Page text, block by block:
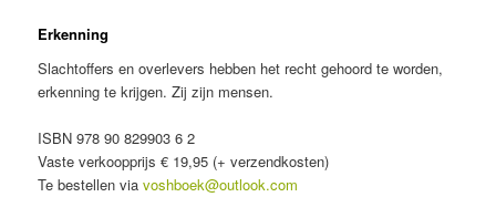
Erkenning
Slachtoffers en overlevers hebben het recht gehoord te worden,
erkenning te krijgen. Zij zijn mensen.
ISBN 978 90 829903 6 2
Vaste verkoopprijs € 19,95 (+ verzendkosten)
Te bestellen viavoshboek@outlook.com